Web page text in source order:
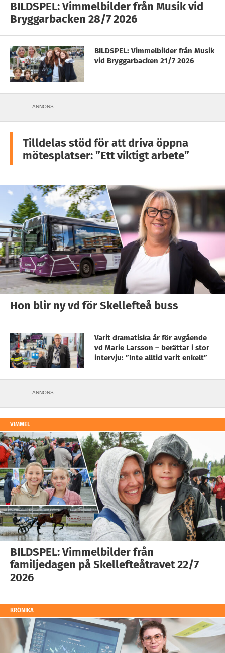
BILDSPEL: Vimmelbilder från Musik vid
Bryggarbacken 28/7 2026
BILDSPEL: Vimmelbilder från Musik
vid Bryggarbacken 21/7 2026
ANNONS
Tilldelas stöd för att driva öppna
mötesplatser: ”Ett viktigt arbete”
Hon blir ny vd för Skellefteå buss
Varit dramatiska år för avgående
vd Marie Larsson – berättar i stor
intervju: ”Inte alltid varit enkelt”
ANNONS
VIMMEL
BILDSPEL: Vimmelbilder från
familjedagen på Skellefteåtravet 22/7
2026
KRÖNIKA